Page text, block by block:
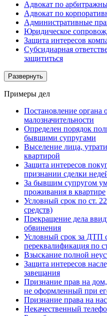
Адвокат по
Адвокат по
Административные
Юридическое
Защита интересов
Субсидиарная
защититься
Развернуть
Примеры дел
Постановление
малозначительности
Определен порядок
бывшими супругами
Выселение лица,
квартирой
Защита интересов
признании сделки
За бывшим супругом
проживания в квартире
Условный срок по ст.
средств)
Прекращение дела
обвинения
Условный срок за ДТП
переквалификация по
Взыскание полной
Защита интересов
завещания
Признание прав на
не оформленный при
Признание права на
Некачественный